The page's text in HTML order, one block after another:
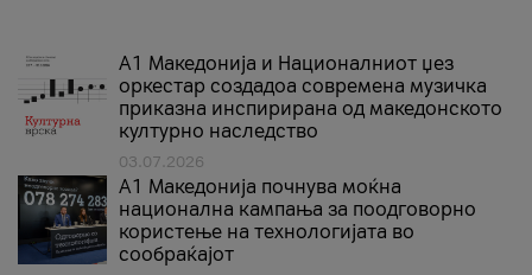
А1 Македонија и Националниот џез
оркестар создадоа современа музичка
приказна инспирирана од македонското
културно наследство
03.07.2026
A1 Македонија почнува моќна
национална кампања за поодговорно
користење на технологијата во
сообраќајот